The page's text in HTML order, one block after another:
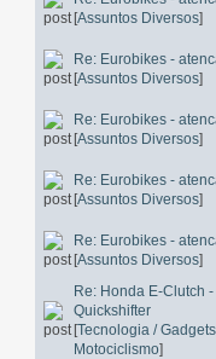
[Assuntos Diversos]
Re: Eurobikes -
[Assuntos Diversos]
Re: Eurobikes -
[Assuntos Diversos]
Re: Eurobikes -
[Assuntos Diversos]
Re: Eurobikes -
[Assuntos Diversos]
Re: Honda E-Clutch
Quickshifter
[Tecnologia /
Motociclismo]